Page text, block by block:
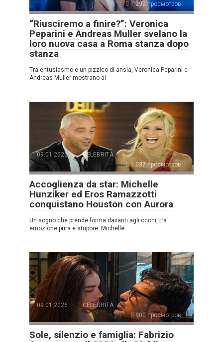
1.292 просмотров
“Riusciremo a finire?”: Veronica
Peparini e Andreas Muller svelano la
loro nuova casa a Roma stanza dopo
stanza
Tra entusiasmo e un pizzico di ansia, Veronica Peparini e
Andreas Muller mostrano ai
09.01.2026
CELEBRITÀ
1.037 просмотров
Accoglienza da star: Michelle
Hunziker ed Eros Ramazzotti
conquistano Houston con Aurora
Un sogno che prende forma davanti agli occhi, tra
emozione pura e stupore. Michelle
09.01.2026
CELEBRITÀ
900 просмотров
Sole, silenzio e famiglia: Fabrizio